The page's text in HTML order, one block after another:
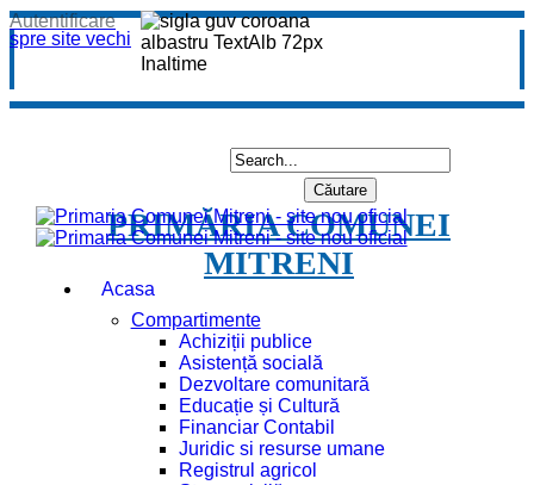
spre site vechi
Autentificare
PRIMĂRIA COMUNEI
MITRENI
Acasa
Compartimente
Achiziții publice
Asistență socială
Dezvoltare comunitară
Educație și Cultură
Financiar Contabil
Juridic si resurse umane
Registrul agricol